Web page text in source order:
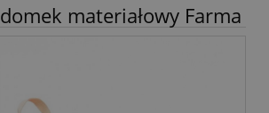
materiałowy Farma